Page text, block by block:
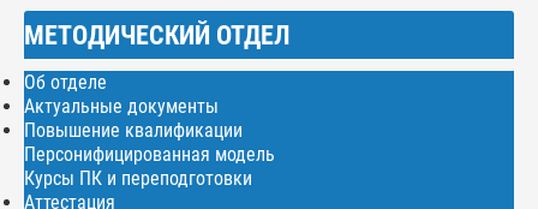
МЕТОДИЧЕСКИЙ ОТДЕЛ
Об отделе
Актуальные документы
Повышение квалификации
Персонифицированная модель
Курсы ПК и переподготовки
Аттестация